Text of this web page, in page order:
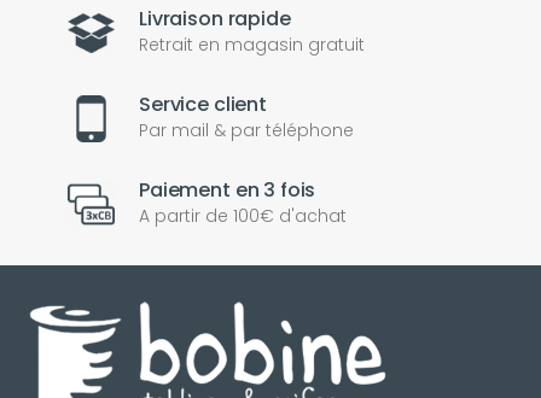
Livraison rapide
Retrait en magasin gratuit
Service client
Par mail & par téléphone
Paiement en 3 fois
A partir de 100€ d'achat